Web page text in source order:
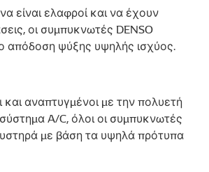
είναι ελαφροί και να έχουν
οι συμπυκνωτές DENSO
απόδοση ψύξης υψηλής ισχύος.
αναπτυγμένοι με την πολυετή
A/C, όλοι οι συμπυκνωτές
με βάση τα υψηλά πρότυπα